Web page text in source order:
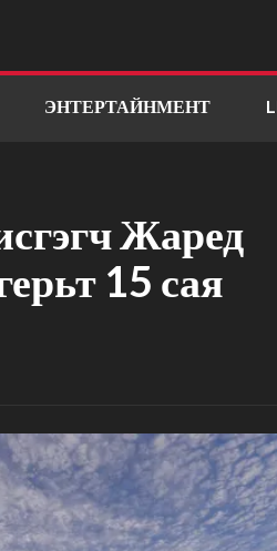
ЭНТЕРТАЙНМЕНТ
Жаред
15 сая